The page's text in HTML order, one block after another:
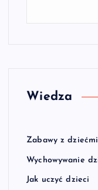
Wiedza
Zabawy z dziećmi
Wychowywanie
Jak uczyć dzieci